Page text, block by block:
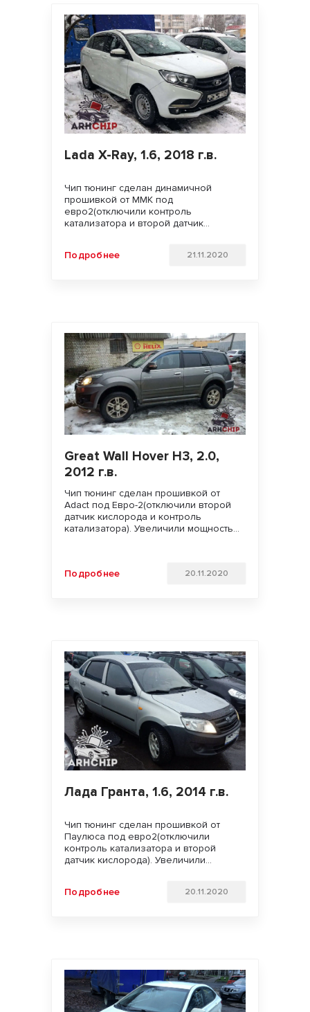
Lada X-Ray, 1.6, 2018 г.в.
Чип тюнинг сделан динамичной
прошивкой от ММК под
евро2(отключили контроль
катализатора и второй датчик
разгона, подхват с низов и
Подробнее 21.11.2020
Great Wall Hover H3, 2.0,
2012 г.в.
Чип тюнинг сделан прошивкой от
Adact под Евро-2(отключили второй
датчик кислорода и контроль
катализатора). Увеличили мощность
Подробнее
20.11.2020
Лада Гранта, 1.6, 2014 г.в.
Чип тюнинг сделан прошивкой от
Паулюса под евро2(отключили
контроль катализатора и второй
датчик кислорода). Увеличили
отзывчивость педали газа. Удачи на
Подробнее 20.11.2020